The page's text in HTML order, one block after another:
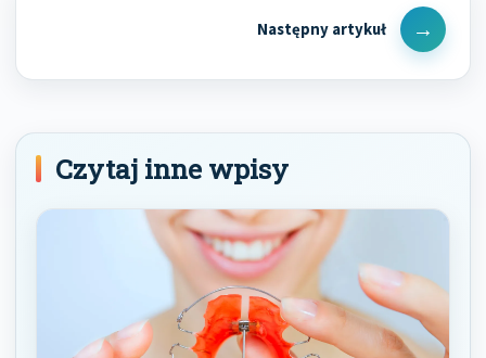
Next
Post
Czytaj inne wpisy